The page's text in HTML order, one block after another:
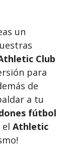
un
Club
para
de
a tu
fútbol
Athletic